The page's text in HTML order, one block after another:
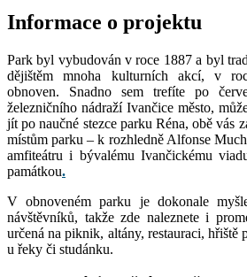
Informace o projektu
Park byl vybudován v roce 1887 a byl
dějištěm mnoha kulturních akcí, v
obnoven. Snadno sem trefíte po
železničního nádraží Ivančice město,
jít po naučné stezce parku Réna, obě vás
místům parku – k rozhledně Alfonse
amfiteátru i bývalému Ivančickému
památkou.
V obnoveném parku je dokonale
návštěvníků, takže zde naleznete i
určená na piknik, altány, restauraci, hřiště
u řeky či studánku.